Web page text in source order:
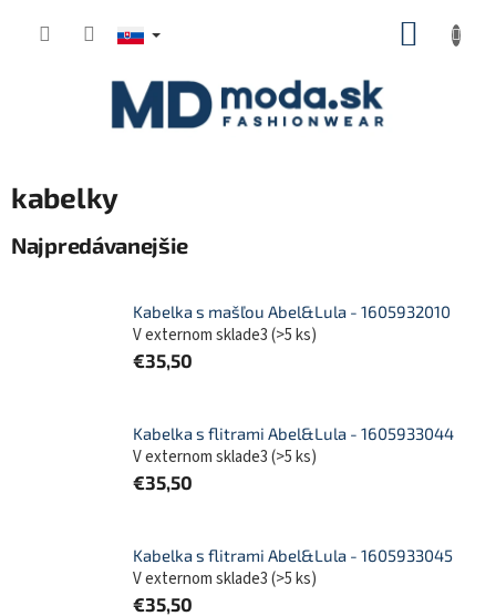
kabelky
Najpredávanejšie
Kabelka s mašľou Abel&Lula - 1605932010
V externom sklade3(>5 ks)
€35,50
Kabelka s flitrami Abel&Lula - 1605933044
V externom sklade3(>5 ks)
€35,50
Kabelka s flitrami Abel&Lula - 1605933045
V externom sklade3(>5 ks)
€35,50